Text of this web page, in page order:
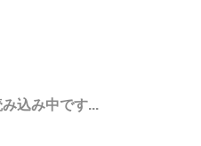
込み中です...